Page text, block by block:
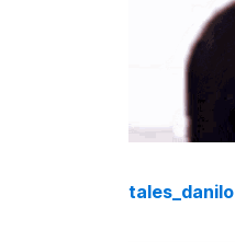
tales_danilo